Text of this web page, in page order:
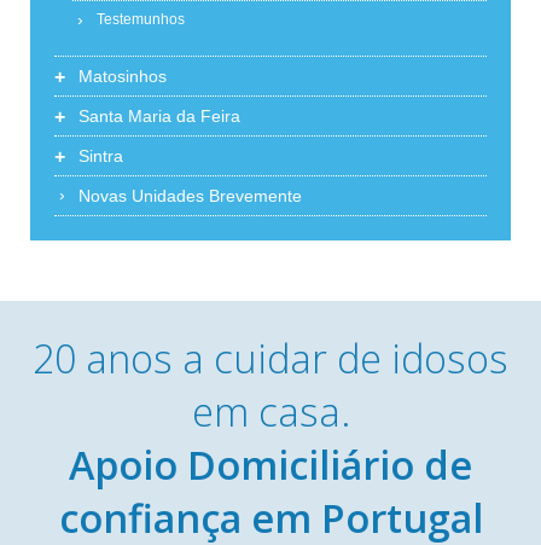
Testemunhos
+ Matosinhos
+ Santa Maria da Feira
+ Sintra
Novas Unidades Brevemente
20 anos a cuidar de idosos
em casa.
Apoio Domiciliário de
confiança em Portugal